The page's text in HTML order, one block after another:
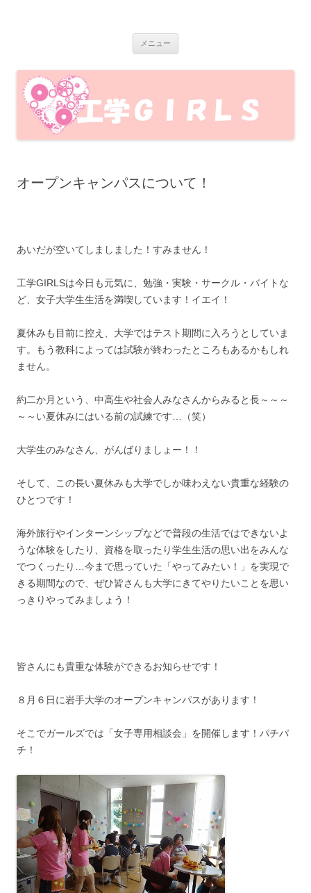
学部の魅力を女子目線で発信します♪
メニュー
ッ
オープンキャンパスについて！
あいだが空いてしましました！すみません！
工学GIRLSは今日も元気に、勉強・実験・サークル・バイトな
ど、女子大学生生活を満喫しています！イエイ！
夏休みも目前に控え、大学ではテスト期間に入ろうとしていま
す。もう教科によっては試験が終わったところもあるかもしれ
ません。
約二か月という、中高生や社会人みなさんからみると長～～～
～～い夏休みにはいる前の試練です…（笑）
大学生のみなさん、がんばりましょー！！
そして、この長い夏休みも大学でしか味わえない貴重な経験の
ひとつです！
海外旅行やインターンシップなどで普段の生活ではできないよ
うな体験をしたり、資格を取ったり学生生活の思い出をみんな
でつくったり…今まで思っていた「やってみたい！」を実現で
きる期間なので、ぜひ皆さんも大学にきてやりたいことを思い
っきりやってみましょう！
皆さんにも貴重な体験ができるお知らせです！
８月６日に岩手大学のオープンキャンパスがあります！
そこでガールズでは「女子専用相談会」を開催します！パチパ
チ！